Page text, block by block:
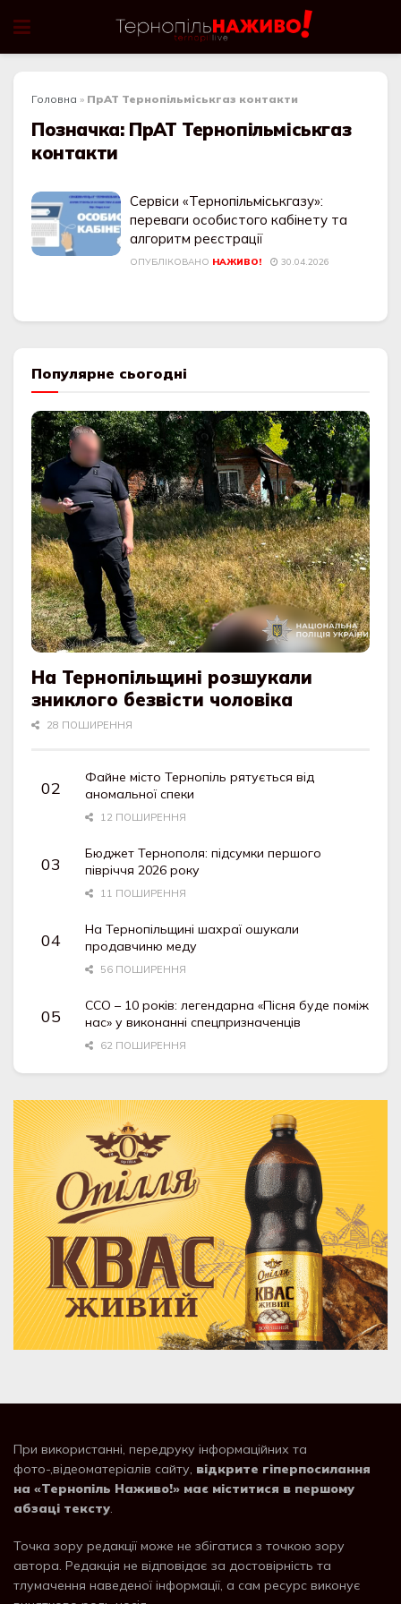
Головна » ПрАТ Тернопільміськгаз контакти
Позначка: ПрАТ Тернопільміськгаз
контакти
Сервіси «Тернопільміськгазу»:
переваги особистого кабінету та
алгоритм реєстрації
ОПУБЛІКОВАНО НАЖИВО! 30.04.2026
Популярне сьогодні
На Тернопільщині розшукали
зниклого безвісти чоловіка
28 ПОШИРЕННЯ
Файне місто Тернопіль рятується від
аномальної спеки
12 ПОШИРЕННЯ
Бюджет Тернополя: підсумки першого
півріччя 2026 року
11 ПОШИРЕННЯ
На Тернопільщині шахраї ошукали
продавчиню меду
56 ПОШИРЕННЯ
ССО – 10 років: легендарна «Пісня буде поміж
нас» у виконанні спецпризначенців
62 ПОШИРЕННЯ
При використанні, передруку інформаційних та
фото-,відеоматеріалів сайту, відкрите гіперпосилання
на «Тернопіль Наживо!» має міститися в першому
абзаці тексту.
Точка зору редакції може не збігатися з точкою зору
автора. Редакція не відповідає за достовірність та
тлумачення наведеної інформації, а сам ресурс виконує